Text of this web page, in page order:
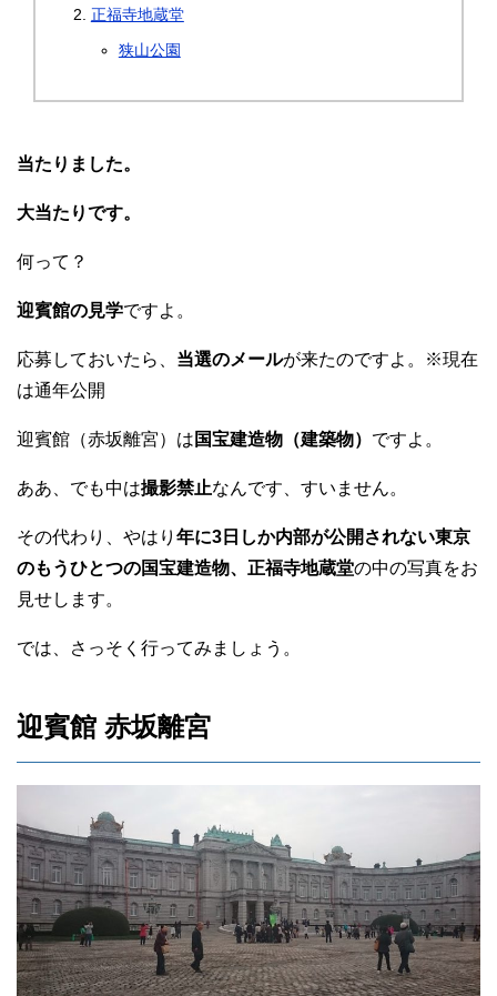
正福寺地蔵堂
狭山公園
当たりました。
大当たりです。
何って？
迎賓館の見学ですよ。
応募しておいたら、 当選のメールが来たのですよ。※現在
は通年公開
迎賓館（赤坂離宮）は 国宝建造物（建築物） ですよ。
ああ、でも中は撮影禁止なんです、すいません。
その代わり、やはり 年に3日しか内部が公開されない東京
のもうひとつの国宝建造物、正福寺地蔵堂の中の写真をお
見せします。
では、さっそく行ってみましょう。
迎賓館 赤坂離宮